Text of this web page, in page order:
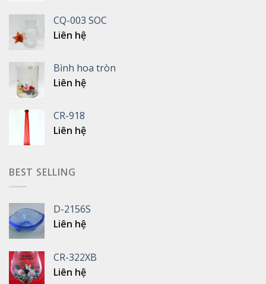
CQ-003 SOC
Liên hệ
Bình hoa tròn
Liên hệ
CR-918
Liên hệ
BEST SELLING
D-2156S
Liên hệ
CR-322XB
Liên hệ